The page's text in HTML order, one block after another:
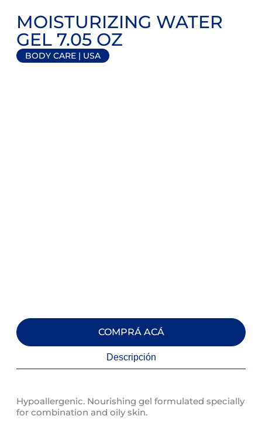
MOISTURIZING WATER
GEL 7.05 OZ
BODY CARE | USA
COMPRÁ ACÁ
Descripción
Hypoallergenic. Nourishing gel formulated specially
for combination and oily skin.